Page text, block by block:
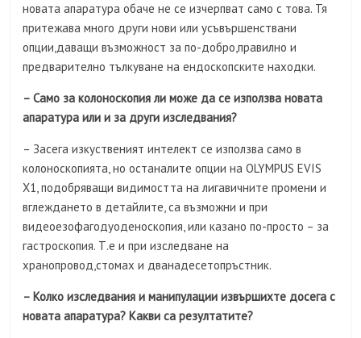
новата апаратура обаче не се изчерпват само с това. Тя
притежава много други нови или усъвършенствани
опции,даващи възможност за по-добро,правилно и
предварително тълкуване на ендоскопските находки.
– Само за колоноскопия ли може да се използва новата
апаратура или и за други изследвания?
– Засега изкуственият интелект се използва само в
колоноскопията, но останалите опции на OLYMPUS EVIS
X1, подобряващи видимостта на лигавичните промени и
вглеждането в детайлите, са възможни и при
видеоезофагодуоденоскопия, или казано по-просто – за
гастроскопия. Т.е и при изследване на
хранопровод,стомах и дванадесетопръстник.
– Колко изследвания и манипулации извършихте досега с
новата апаратура? Какви са резултатите?